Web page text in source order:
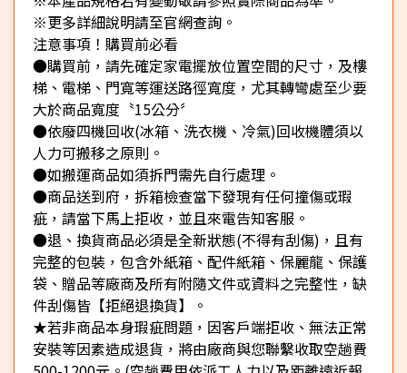
※更多詳細說明請至官網查詢。
注意事項！購買前必看
●購買前，請先確定家電擺放位置空間的尺寸，及樓
梯、電梯、門寬等運送路徑寬度，尤其轉彎處至少要
大於商品寬度〝15公分〞
●依廢四機回收(冰箱、洗衣機、冷氣)回收機體須以
人力可搬移之原則。
●如搬運商品如須拆門需先自行處理。
●商品送到府，拆箱檢查當下發現有任何撞傷或瑕
疵，請當下馬上拒收，並且來電告知客服。
●退、換貨商品必須是全新狀態(不得有刮傷)，且有
完整的包裝，包含外紙箱、配件紙箱、保麗龍、保護
袋、贈品等廠商及所有附隨文件或資料之完整性，缺
件刮傷皆【拒絕退換貨】。
★若非商品本身瑕疵問題，因客戶端拒收、無法正常
安裝等因素造成退貨，將由廠商與您聯繫收取空趟費